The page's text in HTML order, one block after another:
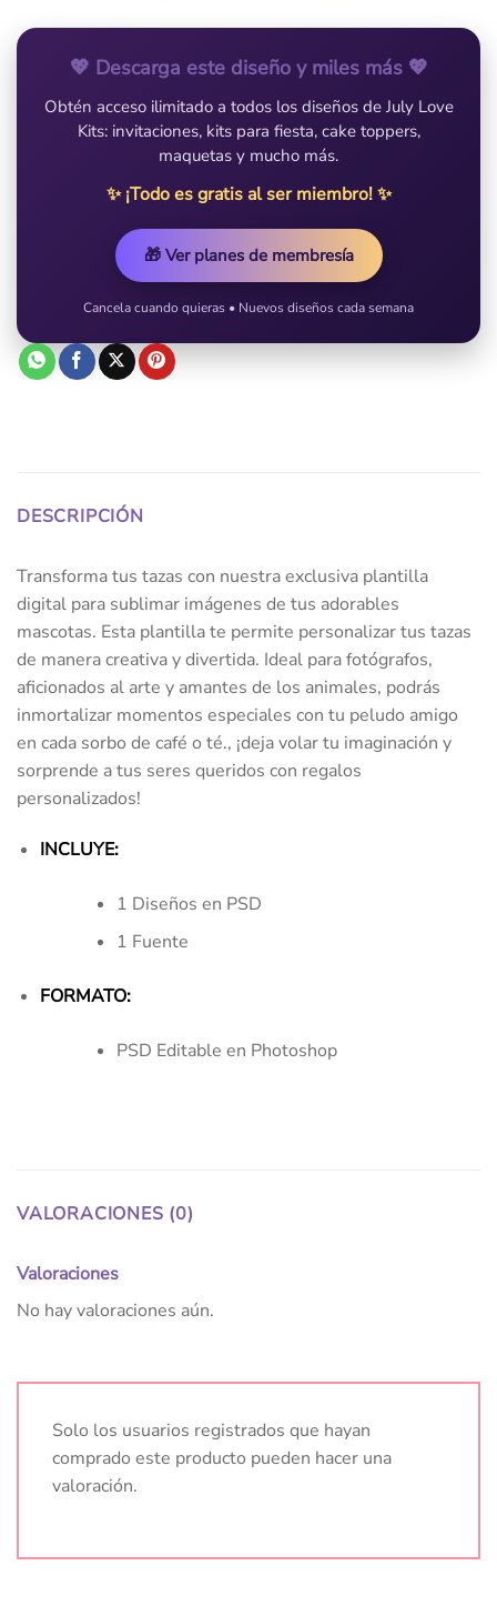
💖 Descarga este diseño y miles más 💖
Obtén acceso ilimitado a todos los diseños de July Love
Kits: invitaciones, kits para fiesta, cake toppers,
maquetas y mucho más.
✨ ¡Todo es gratis al ser miembro! ✨
🎁 Ver planes de membresía
Cancela cuando quieras • Nuevos diseños cada semana
DESCRIPCIÓN
Transforma tus tazas con nuestra exclusiva plantilla
digital para sublimar imágenes de tus adorables
mascotas. Esta plantilla te permite personalizar tus tazas
de manera creativa y divertida. Ideal para fotógrafos,
aficionados al arte y amantes de los animales, podrás
inmortalizar momentos especiales con tu peludo amigo
en cada sorbo de café o té., ¡deja volar tu imaginación y
sorprende a tus seres queridos con regalos
personalizados!
INCLUYE:
1 Diseños en PSD
1 Fuente
FORMATO:
PSD Editable en Photoshop
VALORACIONES (0)
Valoraciones
No hay valoraciones aún.
Solo los usuarios registrados que hayan
comprado este producto pueden hacer una
valoración.